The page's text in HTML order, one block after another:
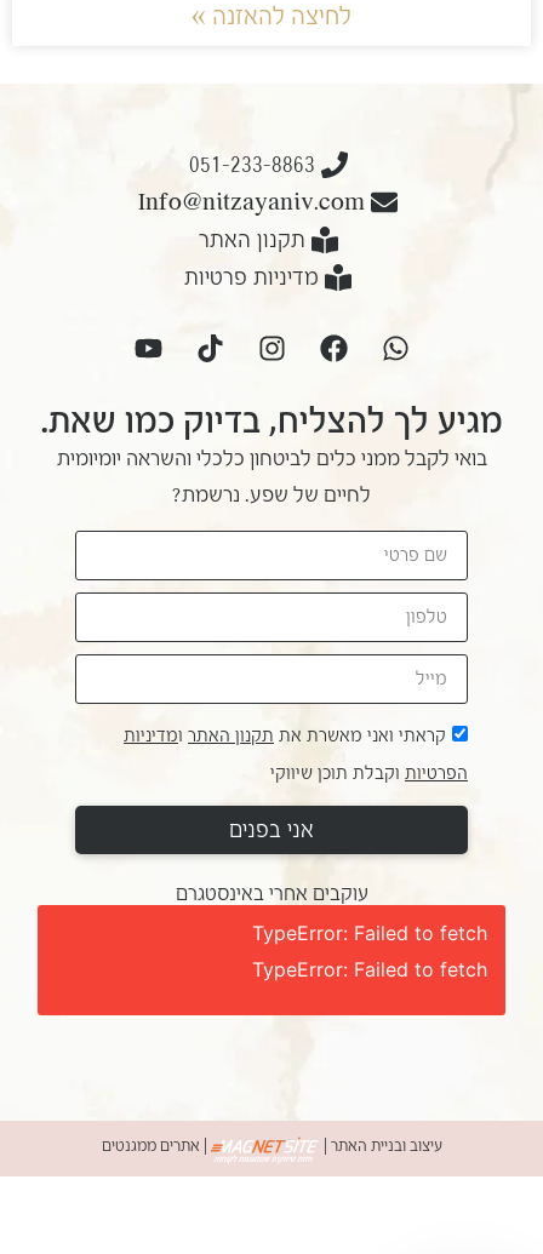
לחיצה להאזנה »
051-233-8863
Info@nitzayaniv.com
תקנון האתר
מדיניות פרטיות
מגיע לך להצליח, בדיוק כמו שאת.
בואי לקבל ממני כלים לביטחון כלכלי והשראה יומיומית
לחיים של שפע. נרשמת?
קראתי ואני מאשרת את תקנון האתרומדיניות
הפרטיותוקבלת תוכן שיווקי
אני בפנים
עוקבים אחרי באינסטגרם
TypeError: Failed to fetch
TypeError: Failed to fetch
עיצוב ובניית האתר אתרים ממגנטים